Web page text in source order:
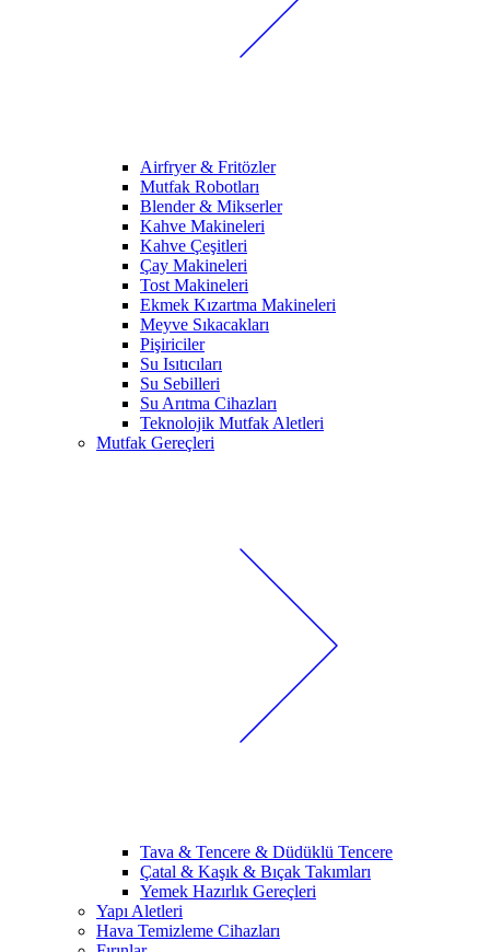
Airfryer & Fritözler
Mutfak Robotları
Blender & Mikserler
Kahve Makineleri
Kahve Çeşitleri
Çay Makineleri
Tost Makineleri
Ekmek Kızartma Makineleri
Meyve Sıkacakları
Pişiriciler
Su Isıtıcıları
Su Sebilleri
Su Arıtma Cihazları
Teknolojik Mutfak Aletleri
Mutfak Gereçleri
Tava & Tencere & Düdüklü Tencere
Çatal & Kaşık & Bıçak Takımları
Yemek Hazırlık Gereçleri
Yapı Aletleri
Hava Temizleme Cihazları